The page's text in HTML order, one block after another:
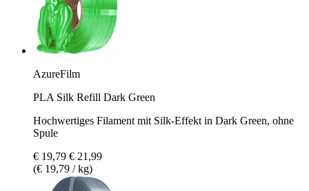
AzureFilm
PLA Silk Refill Dark Green
Hochwertiges Filament mit Silk-Effekt in Dark Green, ohne
Spule
€ 19,79 € 21,99
(€ 19,79 / kg)